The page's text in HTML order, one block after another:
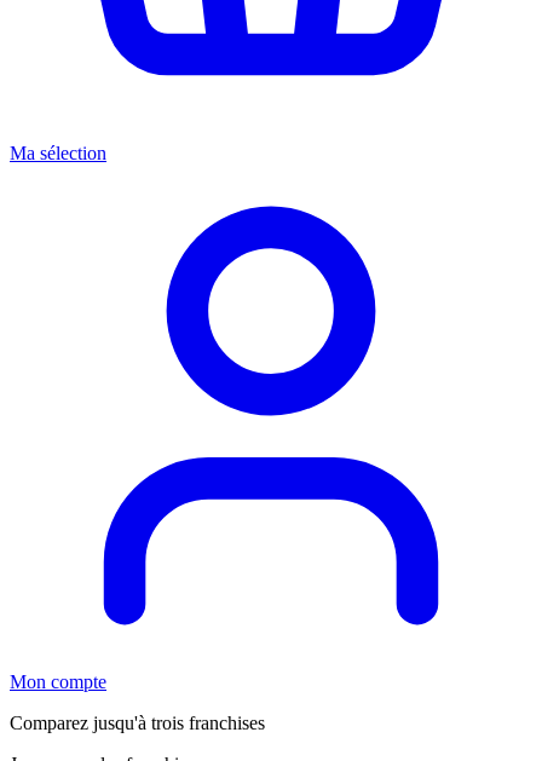
Ma sélection
Mon compte
Comparez jusqu'à trois franchises